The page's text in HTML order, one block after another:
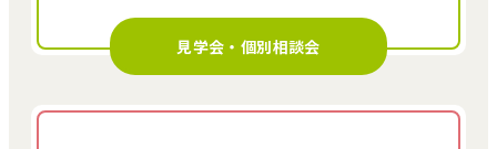
見学会・個別相談会